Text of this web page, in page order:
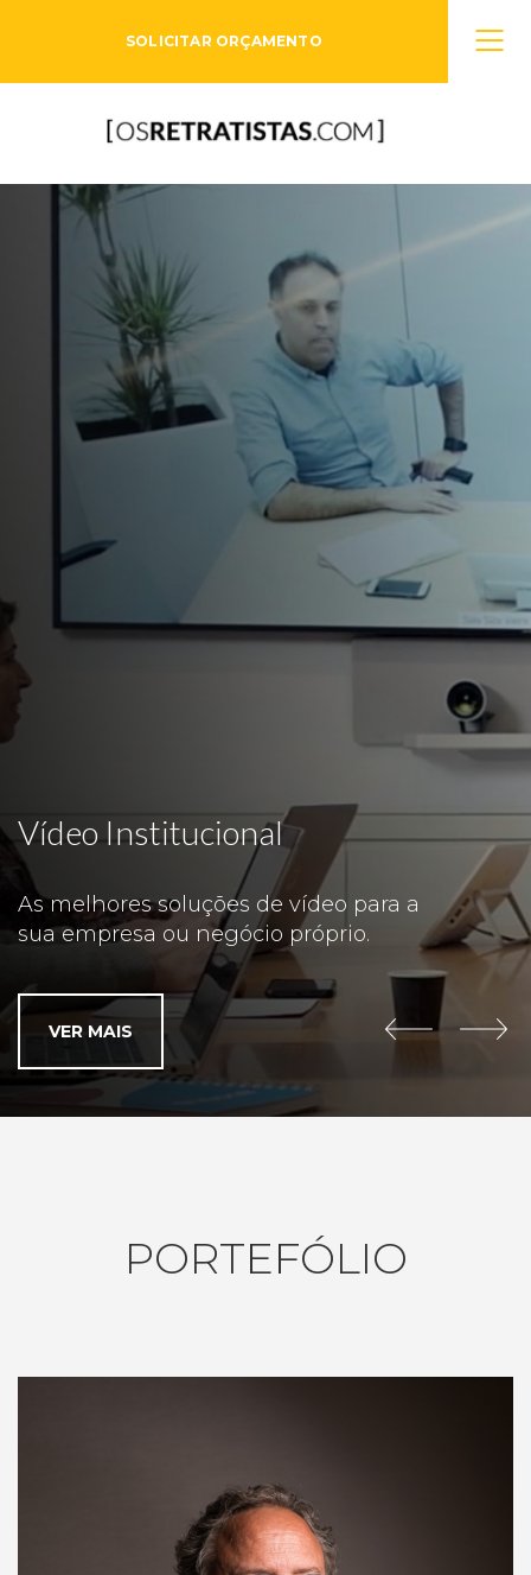
SOLICITAR ORÇAMENTO
Vídeo Institucional
As melhores soluções de vídeo para a
sua empresa ou negócio próprio.
VER MAIS
PORTEFÓLIO